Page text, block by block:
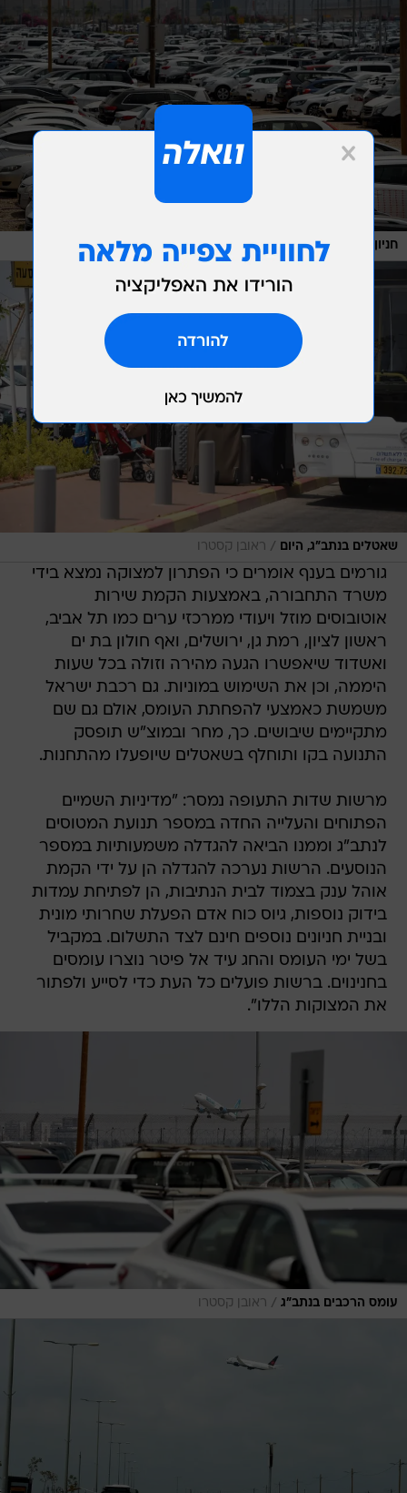
חניון בנתב"ג, היום / ראובן קסטרו
שאטלים בנתב"ג, היום / ראובן קסטרו
גורמים בענף אומרים כי הפתרון למצוקה נמצא בידי
משרד התחבורה, באמצעות הקמת שירות
אוטובוסים מוזל ויעודי ממרכזי ערים כמו תל אביב,
ראשון לציון, רמת גן, ירושלים, ואף חולון בת ים
ואשדוד שיאפשרו הגעה מהירה וזולה בכל שעות
היממה, וכן את השימוש במוניות. גם רכבת ישראל
משמשת כאמצעי להפחתת העומס, אולם גם שם
מתקיימים שיבושים. כך, מחר ובמוצ"ש תופסק
התנועה בקו ותוחלף בשאטלים שיופעלו מהתחנות.
מרשות שדות התעופה נמסר: "מדיניות השמיים
הפתוחים והעלייה החדה במספר תנועת המטוסים
לנתב"ג וממנו הביאה להגדלה משמעותיות במספר
הנוסעים. הרשות נערכה להגדלה הן על ידי הקמת
אוהל ענק בצמוד לבית הנתיבות, הן לפתיחת עמדות
בידוק נוספות, גיוס כוח אדם הפעלת שחרותי מונית
ובניית חניונים נוספים חינם לצד התשלום. במקביל
בשל ימי העומס והחג עיד אל פיטר נוצרו עומסים
בחנינוים. ברשות פועלים כל העת כדי לסייע ולפתור
את המצוקות הללו".
עומס הרכבים בנתב"ג / ראובן קסטרו